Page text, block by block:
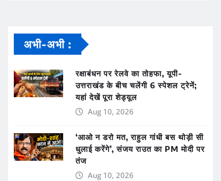
अभी-अभी :
रक्षाबंधन पर रेलवे का तोहफा, यूपी-
उत्तराखंड के बीच चलेंगी 6 स्पेशल ट्रेनें;
यहां देखें पूरा शेड्यूल
Aug 10, 2026
‘आओ न डरो मत, राहुल गांधी बस थोड़ी सी
धुलाई करेंगे’, संजय राउत का PM मोदी पर
तंज
Aug 10, 2026